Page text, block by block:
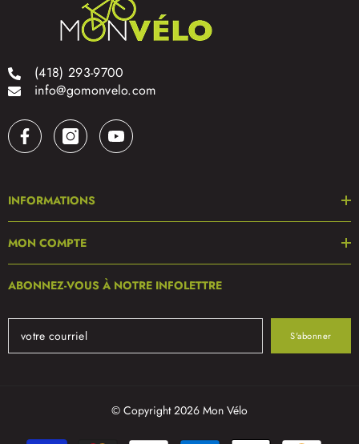
(418) 293-9700
info@gomonvelo.com
INFORMATIONS
MON COMPTE
ABONNEZ-VOUS À NOTRE INFOLETTRE
S'abonner
© Copyright 2026 Mon Vélo